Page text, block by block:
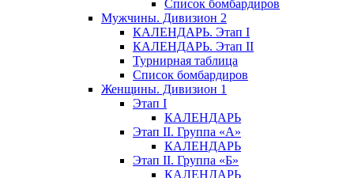
Список бомбардиров
Мужчины. Дивизион 2
КАЛЕНДАРЬ. Этап I
КАЛЕНДАРЬ. Этап II
Турнирная таблица
Список бомбардиров
Женщины. Дивизион 1
Этап I
КАЛЕНДАРЬ
Этап II. Группа «А»
КАЛЕНДАРЬ
Этап II. Группа «Б»
КАЛЕНДАРЬ